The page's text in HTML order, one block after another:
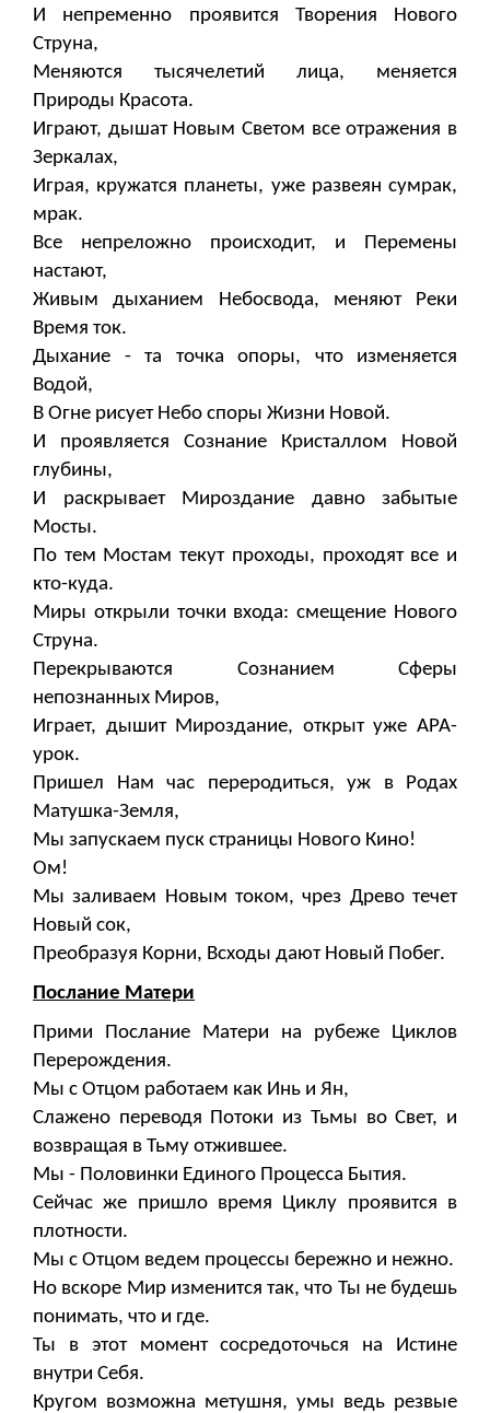
И непременно проявится Творения Нового
Струна,
Меняются тысячелетий лица, меняется
Природы Красота.
Играют, дышат Новым Светом все отражения в
Зеркалах,
Играя, кружатся планеты, уже развеян сумрак,
мрак.
Все непреложно происходит, и Перемены
настают,
Живым дыханием Небосвода, меняют Реки
Время ток.
Дыхание - та точка опоры, что изменяется
Водой,
В Огне рисует Небо споры Жизни Новой.
И проявляется Сознание Кристаллом Новой
глубины,
И раскрывает Мироздание давно забытые
Мосты.
По тем Мостам текут проходы, проходят все и
кто-куда.
Миры открыли точки входа: смещение Нового
Струна.
Перекрываются Сознанием Сферы
непознанных Миров,
Играет, дышит Мироздание, открыт уже АРА-
урок.
Пришел Нам час переродиться, уж в Родах
Матушка-Земля,
Мы запускаем пуск страницы Нового Кино!
Ом!
Мы заливаем Новым током, чрез Древо течет
Новый сок,
Преобразуя Корни, Всходы дают Новый Побег.
Послание Матери
Прими Послание Матери на рубеже Циклов
Перерождения.
Мы с Отцом работаем как Инь и Ян,
Слажено переводя Потоки из Тьмы во Свет, и
возвращая в Тьму отжившее.
Мы - Половинки Единого Процесса Бытия.
Сейчас же пришло время Циклу проявится в
плотности.
Мы с Отцом ведем процессы бережно и нежно.
Но вскоре Мир изменится так, что Ты не будешь
понимать, что и где.
Ты в этот момент сосредоточься на Истине
внутри Себя.
Кругом возможна метушня, умы ведь резвые